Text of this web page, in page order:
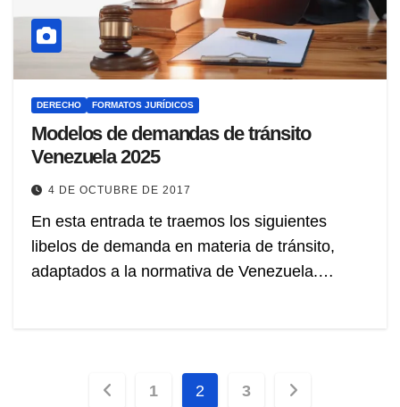
DERECHO FORMATOS JURÍDICOS
Modelos de demandas de tránsito
Venezuela 2025
4 DE OCTUBRE DE 2017
En esta entrada te traemos los siguientes
libelos de demanda en materia de tránsito,
adaptados a la normativa de Venezuela.…
Paginación
1 2 3